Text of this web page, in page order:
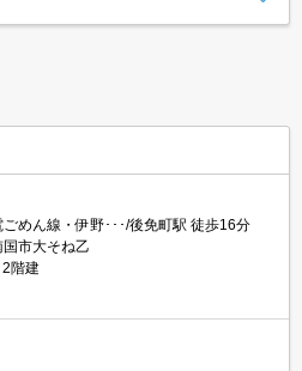
めん線・伊野･･･/後免町駅 徒歩16分
市大そね乙
2階建